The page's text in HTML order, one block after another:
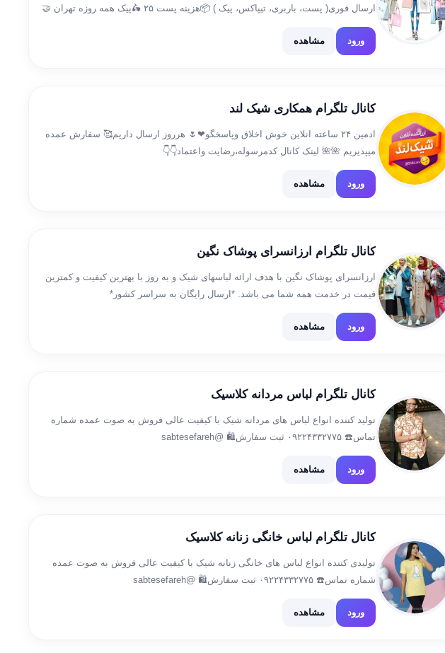
ارسال فوری( پست، باربری، تیپاکس، پیک ) 📦هزینه پست ۲۵ 🛵پیک همه روزه تهران 🤝
پرداخت درب منزل تهران […]
ورود
مشاهده
کانال تلگرام همکاری شیک لند
ادمین ۲۴ ساعته انلاین خوش اخلاق وپاسخگو❤🌷 هرروز ارسال داریم🥰 سفارش عمده
میپذیریم 🌺🌺 لینک کانال کدمرسوله،رضایت واعتماد👇👇
https://t.me/+3M8Sf3Rm4upkOTY8 پی وی ادمین 👇👇 @shikland4
ورود
مشاهده
کانال تلگرام ارزانسرای پوشاک نگین
ارزانسرای پوشاک نگین با هدف ارائه لباسهای شیک و به روز با بهترین کیفیت و کمترین
قیمت در خدمت همه شما می باشد. *ارسال رایگان به سراسر کشور*
ورود مشاهده
کانال تلگرام لباس مردانه کلاسیک
تولید کننده انواع لباس های مردانه شیک با کیفیت عالی فروش به صوت عمده شماره
تماس☎️ ۰۹۲۲۴۳۳۲۷۷۵ ثبت سفارش🛍 @sabtesefareh
ورود مشاهده
کانال تلگرام لباس خانگی زنانه کلاسیک
تولیدی کننده انواع لباس های خانگی زنانه شیک با کیفیت عالی فروش به صوت عمده
شماره تماس☎️ ۰۹۲۲۴۳۳۲۷۷۵ ثبت سفارش🛍 @sabtesefareh
ورود مشاهده